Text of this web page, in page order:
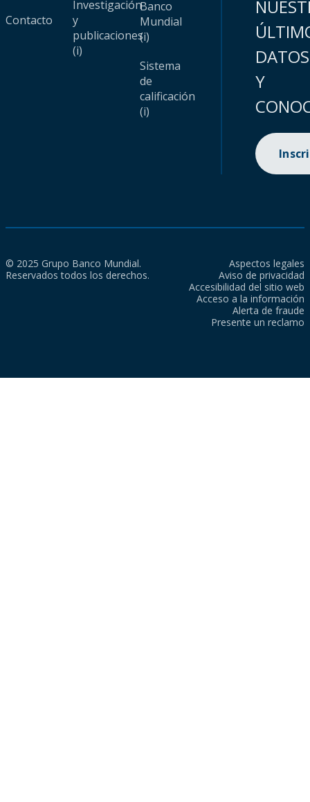
Contacto
Investigación
y
publicaciones
(i)
Banco
Mundial
(i)
Sistema
de
calificación
(i)
DATOS
Y
© 2025 Grupo Banco Mundial.
Reservados todos los derechos.
Aspectos legales
Aviso de privacidad
Accesibilidad del sitio web
Acceso a la información
Alerta de fraude
Presente un reclamo